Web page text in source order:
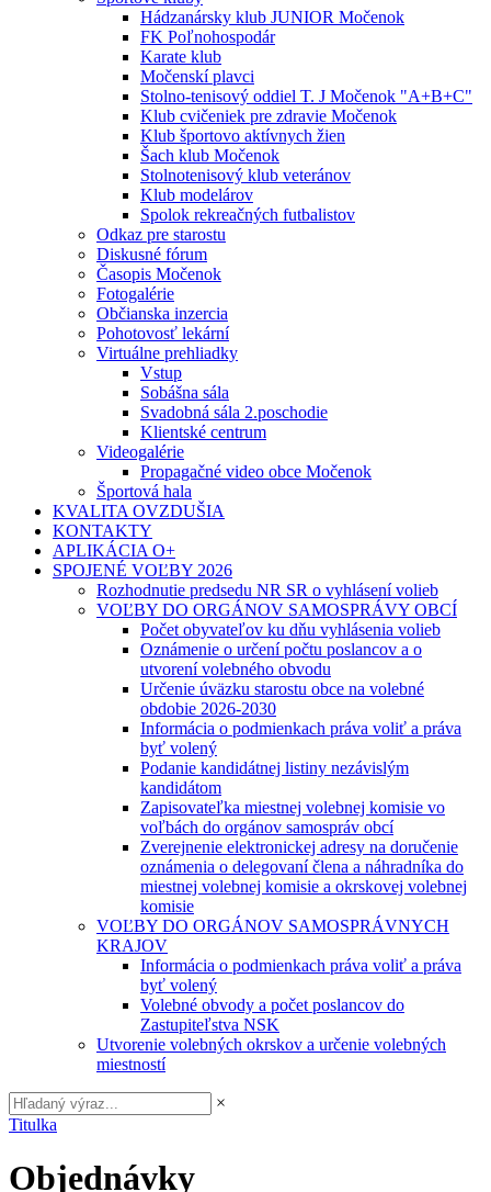
Hádzanársky klub JUNIOR Močenok
FK Poľnohospodár
Karate klub
Močenskí plavci
Stolno-tenisový oddiel T. J Močenok "A+B+C"
Klub cvičeniek pre zdravie Močenok
Klub športovo aktívnych žien
Šach klub Močenok
Stolnotenisový klub veteránov
Klub modelárov
Spolok rekreačných futbalistov
Odkaz pre starostu
Diskusné fórum
Časopis Močenok
Fotogalérie
Občianska inzercia
Pohotovosť lekární
Virtuálne prehliadky
Vstup
Sobášna sála
Svadobná sála 2.poschodie
Klientské centrum
Videogalérie
Propagačné video obce Močenok
Športová hala
KVALITA OVZDUŠIA
KONTAKTY
APLIKÁCIA O+
SPOJENÉ VOĽBY 2026
Rozhodnutie predsedu NR SR o vyhlásení volieb
VOĽBY DO ORGÁNOV SAMOSPRÁVY OBCÍ
Počet obyvateľov ku dňu vyhlásenia volieb
Oznámenie o určení počtu poslancov a o
utvorení volebného obvodu
Určenie úväzku starostu obce na volebné
obdobie 2026-2030
Informácia o podmienkach práva voliť a práva
byť volený
Podanie kandidátnej listiny nezávislým
kandidátom
Zapisovateľka miestnej volebnej komisie vo
voľbách do orgánov samospráv obcí
Zverejnenie elektronickej adresy na doručenie
oznámenia o delegovaní člena a náhradníka do
miestnej volebnej komisie a okrskovej volebnej
komisie
VOĽBY DO ORGÁNOV SAMOSPRÁVNYCH
KRAJOV
Informácia o podmienkach práva voliť a práva
byť volený
Volebné obvody a počet poslancov do
Zastupiteľstva NSK
Utvorenie volebných okrskov a určenie volebných
miestností
×
Titulka
Objednávky